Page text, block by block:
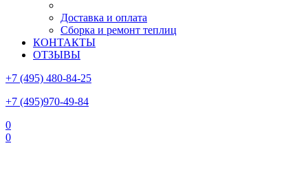
Доставка и оплата
Сборка и ремонт теплиц
КОНТАКТЫ
ОТЗЫВЫ
+7 (495) 480-84-25
+7 (495)970-49-84
0
0